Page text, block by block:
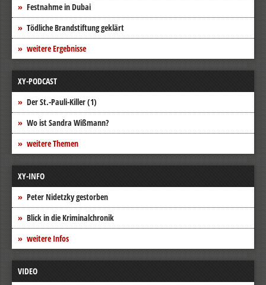
Festnahme in Dubai
Tödliche Brandstiftung geklärt
weitere Ergebnisse
XY-PODCAST
Der St.-Pauli-Killer (1)
Wo ist Sandra Wißmann?
weitere Themen
XY-INFO
Peter Nidetzky gestorben
Blick in die Kriminalchronik
weitere Infos
VIDEO